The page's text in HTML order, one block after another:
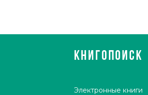
КНИГОПОИСК
Электронные книги